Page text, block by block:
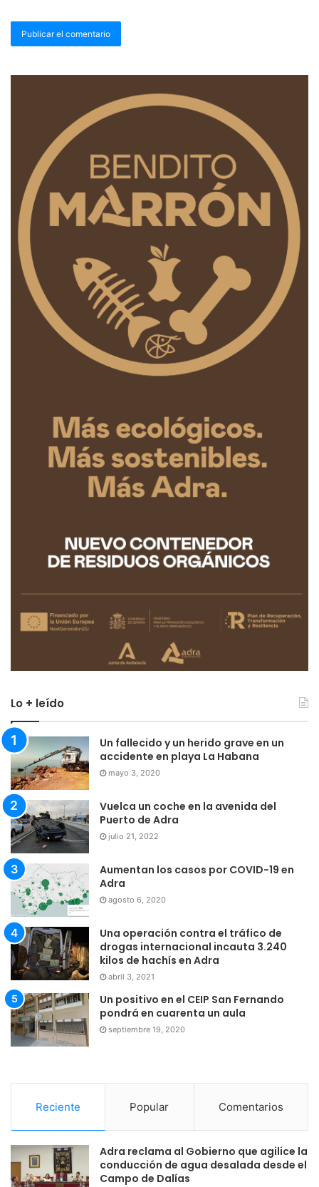
Lo + leído
Un fallecido y un herido grave en un
accidente en playa La Habana
mayo 3, 2020
Vuelca un coche en la avenida del
Puerto de Adra
julio 21, 2022
Aumentan los casos por COVID-19 en
Adra
agosto 6, 2020
Una operación contra el tráfico de
drogas internacional incauta 3.240
kilos de hachís en Adra
abril 3, 2021
Un positivo en el CEIP San Fernando
pondrá en cuarenta un aula
septiembre 19, 2020
Reciente Popular Comentarios
Adra reclama al Gobierno que agilice la
conducción de agua desalada desde el
Campo de Dalías